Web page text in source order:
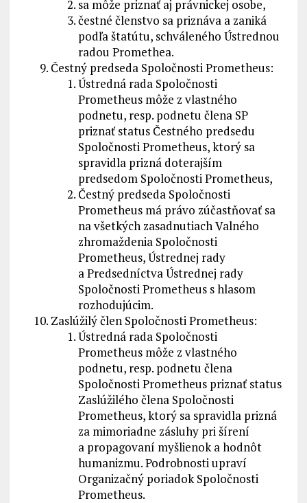
sa môže priznať aj právnickej osobe,
čestné členstvo sa priznáva a zaniká
podľa štatútu, schváleného Ústrednou
radou Promethea.
Čestný predseda Spoločnosti Prometheus:
Ústredná rada Spoločnosti
Prometheus môže z vlastného
podnetu, resp. podnetu člena SP
priznať status Čestného predsedu
Spoločnosti Prometheus, ktorý sa
spravidla prizná doterajším
predsedom Spoločnosti Prometheus,
Čestný predseda Spoločnosti
Prometheus má právo zúčastňovať sa
na všetkých zasadnutiach Valného
zhromaždenia Spoločnosti
Prometheus, Ústrednej rady
a Predsedníctva Ústrednej rady
Spoločnosti Prometheus s hlasom
rozhodujúcim.
Zaslúžilý člen Spoločnosti Prometheus:
Ústredná rada Spoločnosti
Prometheus môže z vlastného
podnetu, resp. podnetu člena
Spoločnosti Prometheus priznať status
Zaslúžilého člena Spoločnosti
Prometheus, ktorý sa spravidla prizná
za mimoriadne zásluhy pri šírení
a propagovaní myšlienok a hodnôt
humanizmu. Podrobnosti upraví
Organizačný poriadok Spoločnosti
Prometheus.